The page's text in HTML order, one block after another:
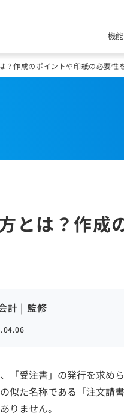
機能
？作成のポイントや印紙の必要性
とは？作成
計 | 監修
「受注書」の発行を求め
似た名称である「注文請
りません。